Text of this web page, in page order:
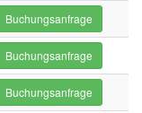
Buchungsanfrage
Buchungsanfrage
Buchungsanfrage